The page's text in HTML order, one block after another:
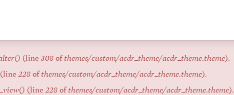
(line 308of themes/custom/acdr_theme/acdr_theme.theme).
(line228of themes/custom/acdr_theme/acdr_theme.theme).
(line228of themes/custom/acdr_theme/acdr_theme.theme).